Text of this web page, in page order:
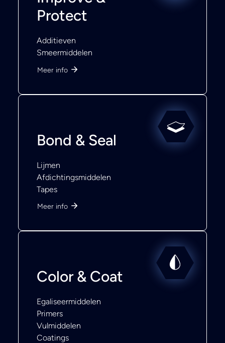
Protect
Additieven
Smeermiddelen
Meer info
Bond & Seal
Lijmen
Afdichtingsmiddelen
Tapes
Meer info
Color & Coat
Egaliseermiddelen
Primers
Vulmiddelen
Coatings